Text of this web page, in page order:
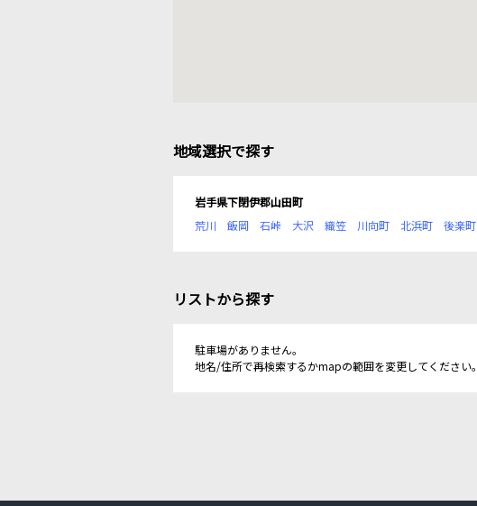
地域選択で探す
岩手県下閉伊郡山田町
荒川
飯岡 石峠 大沢 織笠 川向町 北浜町 後楽町
リストから探す
駐車場がありません。
地名/住所で再検索するかmapの範囲を変更してください。